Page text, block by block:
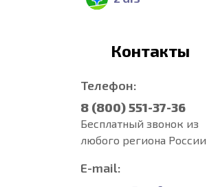
Контакты
Телефон:
8 (800) 551-37-36
Бесплатный звонок из
любого региона России
E-mail: